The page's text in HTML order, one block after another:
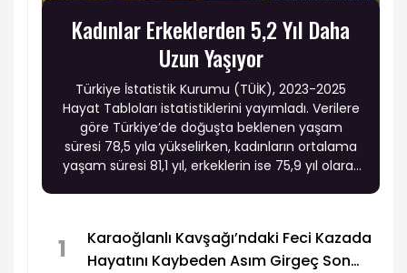
Kadınlar Erkeklerden 5,2 Yıl Daha
Uzun Yaşıyor
Türkiye İstatistik Kurumu (TÜİK), 2023-2025
Hayat Tabloları istatistiklerini yayımladı. Verilere
göre Türkiye’de doğuşta beklenen yaşam
süresi 78,5 yıla yükselirken, kadınların ortalama
yaşam süresi 81,1 yıl, erkeklerin ise 75,9 yıl olarak
1
Karaoğlanlı Kavşağı’ndaki Feci Kazada
Hayatını Kaybeden Asım Girgeç Son